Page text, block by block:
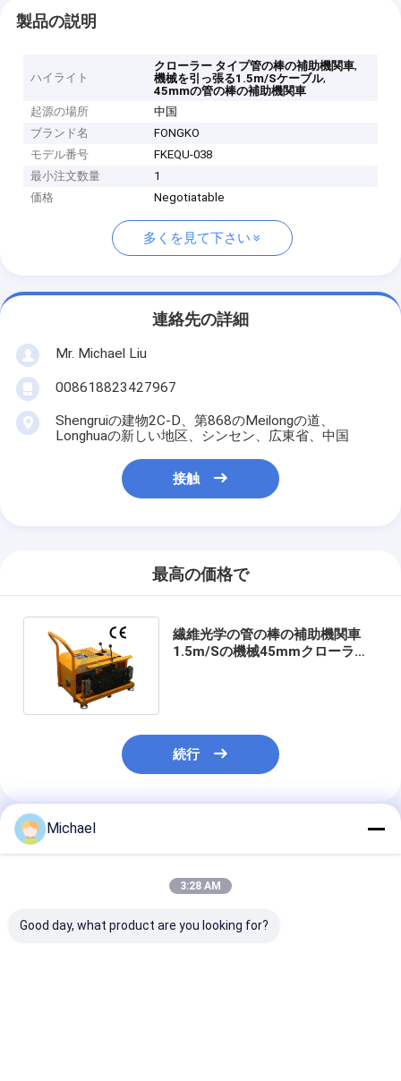
製品の説明
ハイライト
クローラー タイプ管の棒の補助機関車,
機械を引っ張る1.5m/Sケーブル,
45mmの管の棒の補助機関車
起源の場所
中国
ブランド名
FONGKO
モデル番号
FKEQU-038
最小注文数量
1
価格
Negotiatable
多くを見て下さい
連絡先の詳細
Mr. Michael Liu
008618823427967
Shengruiの建物2C-D、第868のMeilongの道、
Longhuaの新しい地区、シンセン、広東省、中国
接触
最高の価格で
繊維光学の管の棒の補助機関車
1.5m/Sの機械45mmクローラー
続行
推薦されたプロダクト
Michael
3:28 AM
Good day, what product are you looking for?